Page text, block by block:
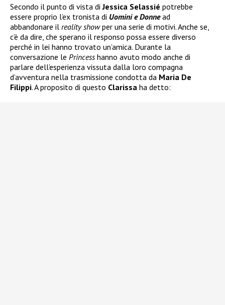
Secondo il punto di vista diJessica Selassié potrebbe
essere proprio l’ex tronista di Uomini e Donnead
abbandonare il reality showper una serie di motivi. Anche se,
c’è da dire, che sperano il responso possa essere diverso
perché in lei hanno trovato un’amica. Durante la
conversazione le Princesshanno avuto modo anche di
parlare dell’esperienza vissuta dalla loro compagna
d’avventura nella trasmissione condotta da Maria De
Filippi. A proposito di questo Clarissa ha detto: